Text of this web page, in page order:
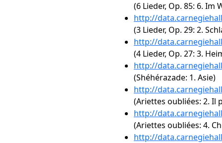
(6 Lieder, Op. 85: 6. Im
http://
(3 Lieder, Op. 29: 2.
http://
(4 Lieder, Op. 27: 3.
http://
(Shéhérazade: 1. Asie)
http://
(Ariettes oubliées: 2. Il
http://
(Ariettes oubliées: 4.
http://